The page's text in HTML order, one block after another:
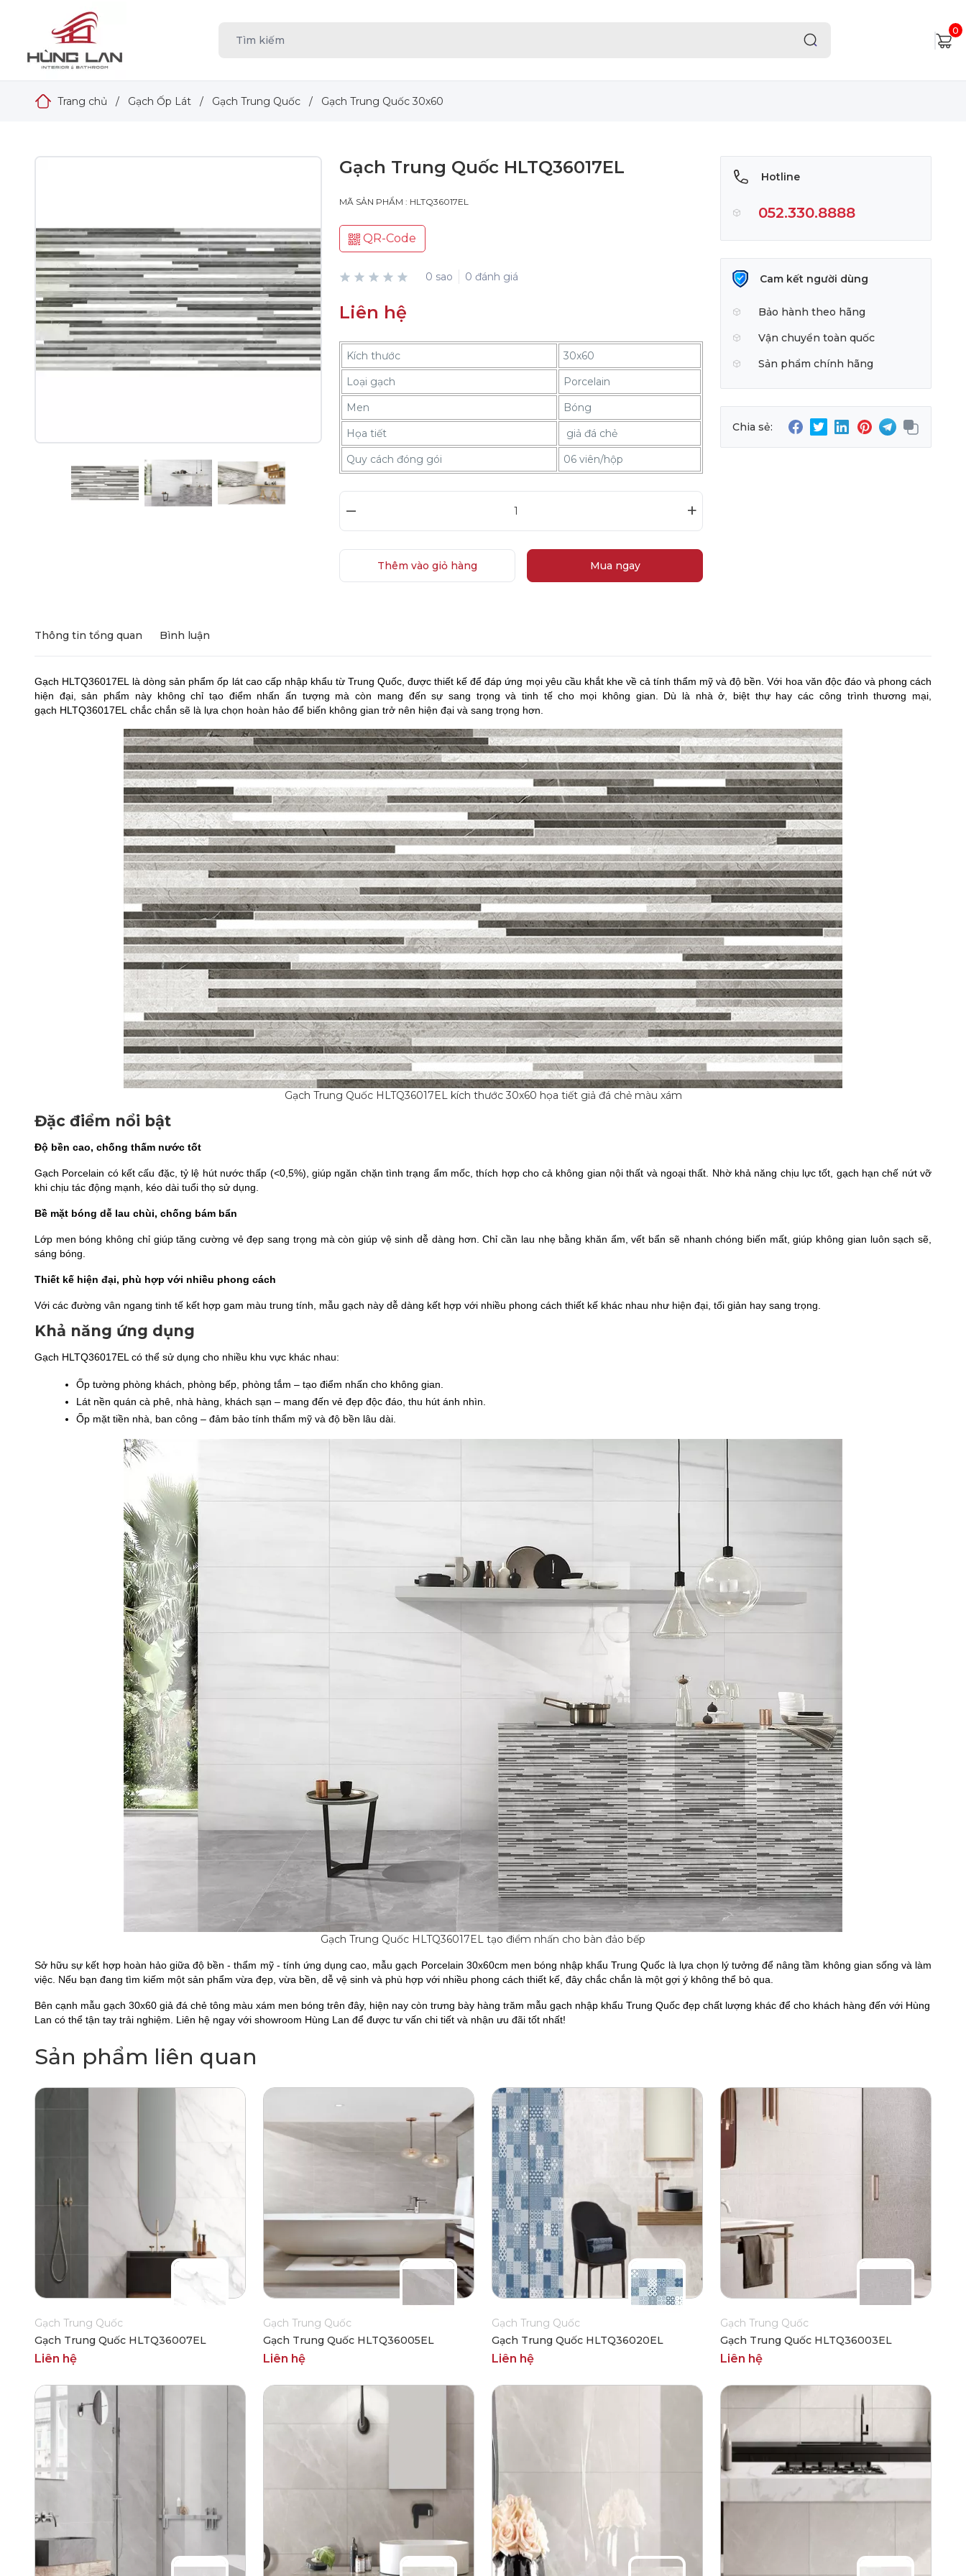
0
Trang chủ / Gạch Ốp Lát / Gạch Trung Quốc / Gạch Trung Quốc 30x60
Gạch Trung Quốc HLTQ36017EL
MÃ SẢN PHẨM : HLTQ36017EL
QR-Code
0 sao 0 đánh giá
Liên hệ
Kích thước
30x60
Loại gạch
Porcelain
Men
Bóng
Họa tiết
giả đá chẻ
Quy cách đóng gói
06 viên/hộp
– +
Thêm vào giỏ hàng Mua ngay
Hotline
052.330.8888
Cam kết người dùng
Bảo hành theo hãng
Vận chuyển toàn quốc
Sản phẩm chính hãng
Chia sẻ:
Thông tin tổng quan Bình luận
Gạch HLTQ36017EL là dòng sản phẩm ốp lát cao cấp nhập khẩu từ Trung Quốc, được thiết kế để đáp ứng mọi yêu cầu khắt khe về cả tính thẩm mỹ và độ bền. Với hoa văn độc đáo và phong cách
hiện đại, sản phẩm này không chỉ tạo điểm nhấn ấn tượng mà còn mang đến sự sang trọng và tinh tế cho mọi không gian. Dù là nhà ở, biệt thự hay các công trình thương mại,
gạch HLTQ36017EL chắc chắn sẽ là lựa chọn hoàn hảo để biến không gian trở nên hiện đại và sang trọng hơn.
Gạch Trung Quốc HLTQ36017EL kích thước 30x60 họa tiết giả đá chẻ màu xám
Đặc điểm nổi bật
Độ bền cao, chống thấm nước tốt
Gạch Porcelain có kết cấu đặc, tỷ lệ hút nước thấp (<0,5%), giúp ngăn chặn tình trạng ẩm mốc, thích hợp cho cả không gian nội thất và ngoại thất. Nhờ khả năng chịu lực tốt, gạch hạn chế nứt vỡ
khi chịu tác động mạnh, kéo dài tuổi thọ sử dụng.
Bề mặt bóng dễ lau chùi, chống bám bẩn
Lớp men bóng không chỉ giúp tăng cường vẻ đẹp sang trọng mà còn giúp vệ sinh dễ dàng hơn. Chỉ cần lau nhẹ bằng khăn ẩm, vết bẩn sẽ nhanh chóng biến mất, giúp không gian luôn sạch sẽ,
sáng bóng.
Thiết kế hiện đại, phù hợp với nhiều phong cách
Với các đường vân ngang tinh tế kết hợp gam màu trung tính, mẫu gạch này dễ dàng kết hợp với nhiều phong cách thiết kế khác nhau như hiện đại, tối giản hay sang trọng.
Khả năng ứng dụng
Gạch HLTQ36017EL có thể sử dụng cho nhiều khu vực khác nhau:
Ốp tường phòng khách, phòng bếp, phòng tắm – tạo điểm nhấn cho không gian.
Lát nền quán cà phê, nhà hàng, khách sạn – mang đến vẻ đẹp độc đáo, thu hút ánh nhìn.
Ốp mặt tiền nhà, ban công – đảm bảo tính thẩm mỹ và độ bền lâu dài.
Gạch Trung Quốc HLTQ36017EL tạo điểm nhấn cho bàn đảo bếp
Sở hữu sự kết hợp hoàn hảo giữa độ bền - thẩm mỹ - tính ứng dụng cao, mẫu gạch Porcelain 30x60cm men bóng nhập khẩu Trung Quốc là lựa chọn lý tưởng để nâng tầm không gian sống và làm
việc. Nếu bạn đang tìm kiếm một sản phẩm vừa đẹp, vừa bền, dễ vệ sinh và phù hợp với nhiều phong cách thiết kế, đây chắc chắn là một gợi ý không thể bỏ qua.
Bên cạnh mẫu gạch 30x60 giả đá chẻ tông màu xám men bóng trên đây, hiện nay còn trưng bày hàng trăm mẫu gạch nhập khẩu Trung Quốc đẹp chất lượng khác để cho khách hàng đến với Hùng
Lan có thể tận tay trải nghiệm. Liên hệ ngay với showroom Hùng Lan để được tư vấn chi tiết và nhận ưu đãi tốt nhất!
Sản phẩm liên quan
Gạch Trung Quốc
Gạch Trung Quốc HLTQ36007EL
Liên hệ
Gạch Trung Quốc
Gạch Trung Quốc HLTQ36005EL
Liên hệ
Gạch Trung Quốc
Gạch Trung Quốc HLTQ36020EL
Liên hệ
Gạch Trung Quốc
Gạch Trung Quốc HLTQ36003EL
Liên hệ